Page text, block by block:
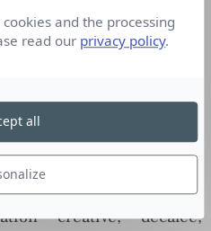
vache, ou lorsqu’ils
kilo de yaourt place de la
question du « combien ?
?… Elle est, elle aussi,
risque d’en décevoir
créative, décalée,
and the processing
read our privacy policy.
all